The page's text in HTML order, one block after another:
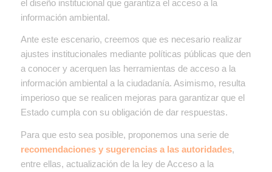
el diseño institucional que garantiza el acceso a la
información ambiental.
Ante este escenario, creemos que es necesario realizar
ajustes institucionales mediante políticas públicas que den
a conocer y acerquen las herramientas de acceso a la
información ambiental a la ciudadanía. Asimismo, resulta
imperioso que se realicen mejoras para garantizar que el
Estado cumpla con su obligación de dar respuestas.
Para que esto sea posible, proponemos una serie de
recomendaciones y sugerencias a las autoridades,
entre ellas, actualización de la ley de Acceso a la